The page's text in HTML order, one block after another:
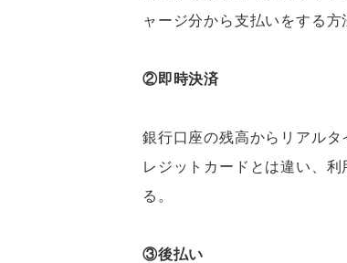
ャージ分から支払いをする
②即時決済
銀行口座の残高からリアル
レジットカードとは違い、
る。
③後払い